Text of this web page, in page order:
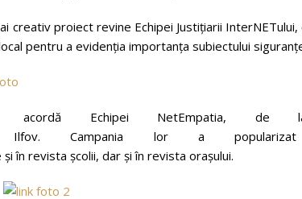
creativ proiect revine Echipei Justiţiarii
pentru a evidenția importanța subiectului
Echipei NetEmpatia, de
Campania lor a
în revista școlii, dar și în revista orașului.